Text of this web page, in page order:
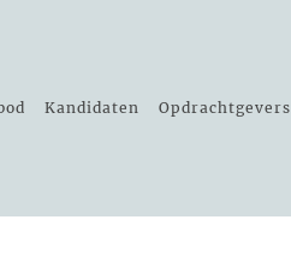
Kandidaten Opdrachtgevers